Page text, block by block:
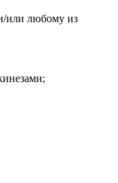
или любому из